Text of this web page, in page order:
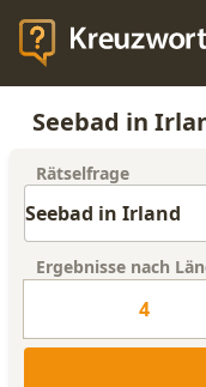
Seebad in
Rätselfrage
Ergebnisse nach
4